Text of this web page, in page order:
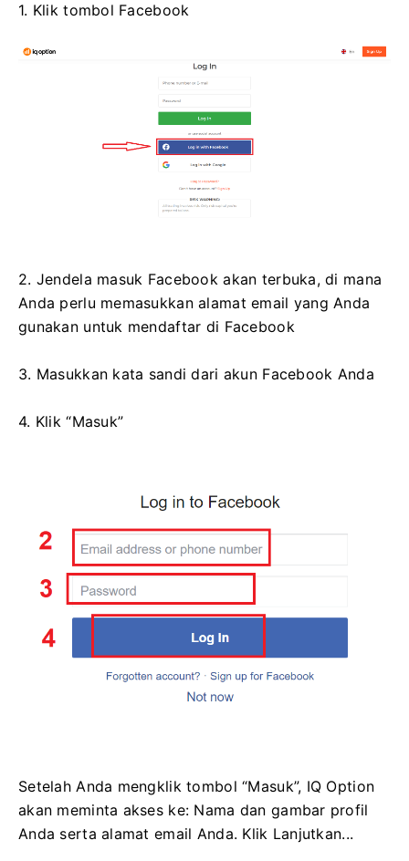
1. Klik tombol Facebook
2. Jendela masuk Facebook akan terbuka, di mana
Anda perlu memasukkan alamat email yang Anda
gunakan untuk mendaftar di Facebook
3. Masukkan kata sandi dari akun Facebook Anda
4. Klik “Masuk”
Setelah Anda mengklik tombol “Masuk”, IQ Option
akan meminta akses ke: Nama dan gambar profil
Anda serta alamat email Anda. Klik Lanjutkan...